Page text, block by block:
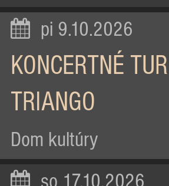
pi 9.10.2026
KONCERTNÉ
TRIANGO
Dom kultúry
so 17.10.2026